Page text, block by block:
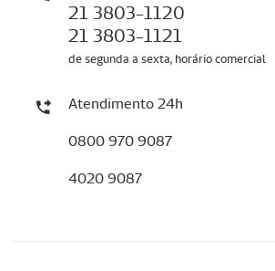
21 3803-1120
21 3803-1121
de segunda a sexta, horário comercial
Atendimento 24h
0800 970 9087
4020 9087